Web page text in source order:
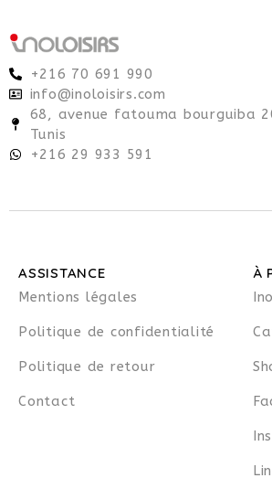
+216 70 691 990
info@inoloisirs.com
68, avenue fatouma bourguiba
Tunis
+216 29 933 591
À
ASSISTANCE
Mentions légales
Politique de confidentialité
Politique de retour
Contact